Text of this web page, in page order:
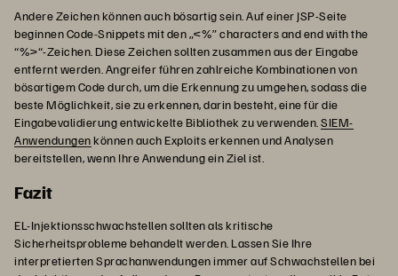
Andere Zeichen können auch bösartig sein. Auf einer JSP-Seite
beginnen Code-Snippets mit den „<%” characters and end with the
“%>“-Zeichen. Diese Zeichen sollten zusammen aus der Eingabe
entfernt werden. Angreifer führen zahlreiche Kombinationen von
bösartigem Code durch, um die Erkennung zu umgehen, sodass die
beste Möglichkeit, sie zu erkennen, darin besteht, eine für die
Eingabevalidierung entwickelte Bibliothek zu verwenden.SIEM-
Anwendungenkönnen auch Exploits erkennen und Analysen
bereitstellen, wenn Ihre Anwendung ein Ziel ist.
Fazit
EL-Injektionsschwachstellen sollten als kritische
Sicherheitsprobleme behandelt werden. Lassen Sie Ihre
interpretierten Sprachanwendungen immer auf Schwachstellen bei